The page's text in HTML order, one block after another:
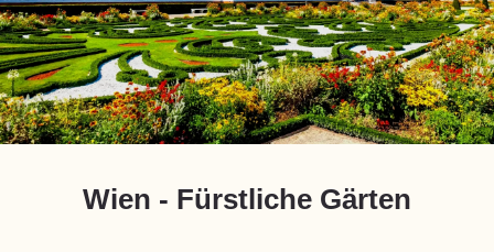
Wien - Fürstliche Gärten